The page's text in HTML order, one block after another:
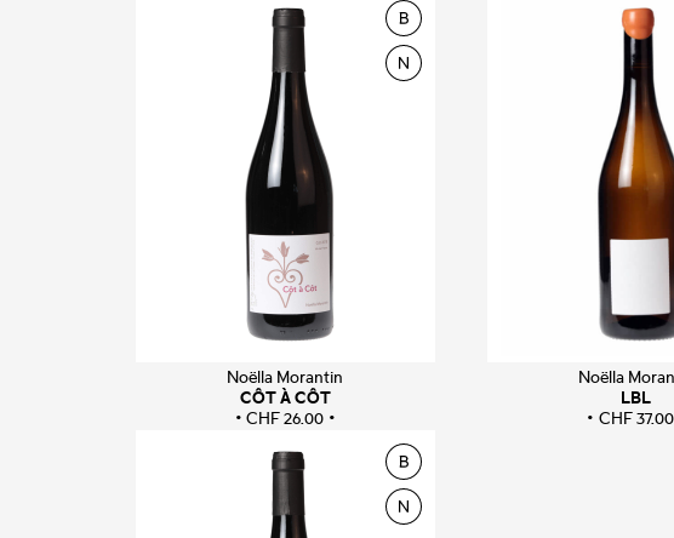
Noëlla Morantin
CÔT À CÔT
CHF26.00
Noëlla
LBL
CHF37.00